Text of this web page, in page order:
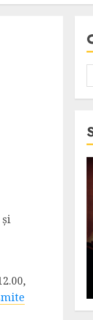
De
an de
13, 2023